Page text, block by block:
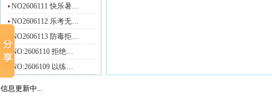
NO2606111 快乐暑…
NO2606112 乐考无…
NO2606113 防毒拒…
NO:2606110 拒绝…
NO:2606109 以练…
信息更新中...